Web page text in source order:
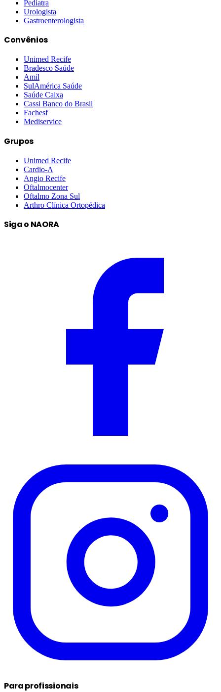
Pediatra
Urologista
Gastroenterologista
Convênios
Unimed Recife
Bradesco Saúde
Amil
SulAmérica Saúde
Saúde Caixa
Cassi Banco do Brasil
Fachesf
Mediservice
Grupos
Unimed Recife
Cardio-A
Angio Recife
Oftalmocenter
Oftalmo Zona Sul
Arthro Clínica Ortopédica
Siga o NAORA
Para profissionais